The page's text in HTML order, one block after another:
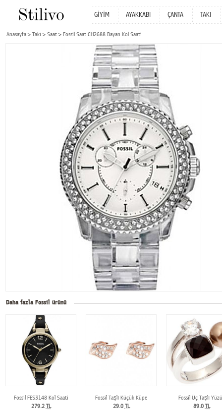
GİYİM AYAKKABI ÇANTA TAKI
Anasayfa Takı Saat Fossil Saat CH2688 Bayan Kol Saati
Daha fazla Fossil ürünü
Fossil FES3148 Kol Saati
279.2 TL
Fossil Taşlı Küçük Küpe
29.0 TL
Fossil Üç Taşlı
89.0 TL